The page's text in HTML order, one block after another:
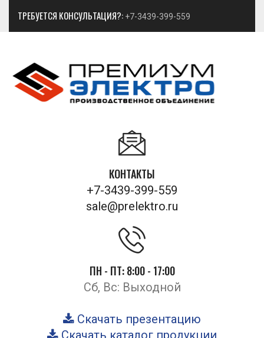
ТРЕБУЕТСЯ КОНСУЛЬТАЦИЯ?: +7-3439-399-559
КОНТАКТЫ
+7-3439-399-559
sale@prelektro.ru
ПН - ПТ: 8:00 - 17:00
Сб, Вс: Выходной
Скачать презентацию